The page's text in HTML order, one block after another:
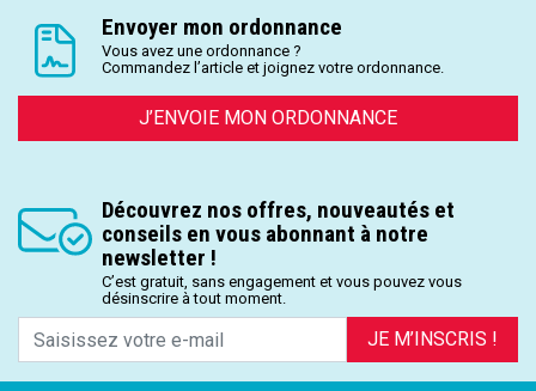
Envoyer mon ordonnance
Vous avez une ordonnance ?
Commandez l’article et joignez votre ordonnance.
J’ENVOIE MON ORDONNANCE
Découvrez nos offres, nouveautés et
conseils en vous abonnant à notre
newsletter !
C’est gratuit, sans engagement et vous pouvez vous
désinscrire à tout moment.
JE M’INSCRIS !